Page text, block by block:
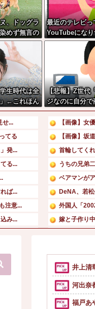
、ドッグラ
めず無言の
最近のテレビっ
YouTubeにな
生時代は全
←これほん
w w w
【悲報】Z世代
ジなのに自分で
けないんだ」
せ...
てる
発...
る...
ば...
注意...
み...
【画像】女
【画像】坂
首輪してく
うちの兄弟
ベアマンが
DeNA、若
外国人「
嫁と子作り
小野田華凛
【画像】
井上清
河出奈
福戸あ